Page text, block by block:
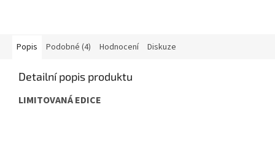
Popis Podobné (4) Hodnocení Diskuze
Detailní popis produktu
LIMITOVANÁ EDICE